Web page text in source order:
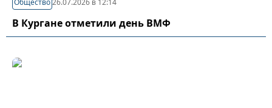
Общество26.07.2026 в 12:14
В Кургане отметили день ВМФ